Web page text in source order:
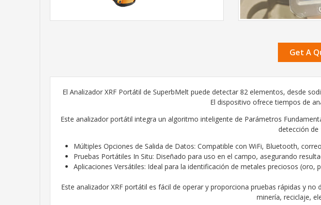
Get A
El Analizador XRF Portátil de SuperbMelt puede detectar 82 elementos, desde
El dispositivo ofrece tiempos de
Este analizador portátil integra un algoritmo inteligente de Parámetros
detección de
Múltiples Opciones de Salida de Datos: Compatible con WiFi, Bluetooth,
Pruebas Portátiles In Situ: Diseñado para uso en el campo, asegurando
Aplicaciones Versátiles: Ideal para la identificación de metales preciosos
Este analizador XRF portátil es fácil de operar y proporciona pruebas rápidas y
minería, reciclaje,